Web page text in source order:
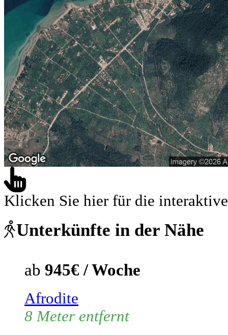
Klicken Sie hier für die
Unterkünfte in der Nähe
ab 945€ / Woche
Afrodite
8 Meter entfernt